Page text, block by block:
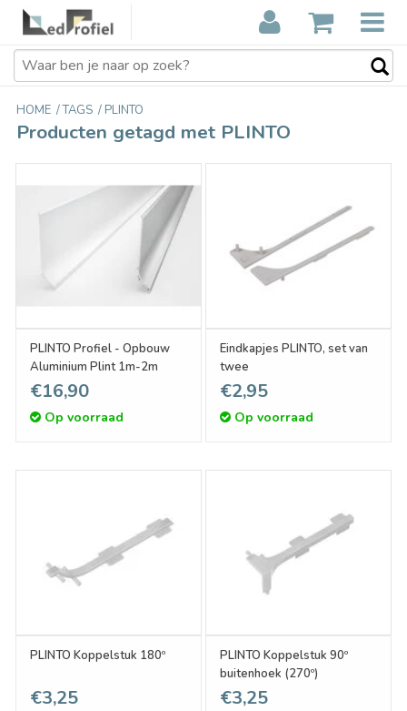
HOME /TAGS / PLINTO
Producten getagd met PLINTO
PLINTO Profiel - Opbouw
Aluminium Plint 1m-2m
€16,90
Op voorraad
Eindkapjes PLINTO, set van
twee
€2,95
Op voorraad
PLINTO Koppelstuk 180º
€3,25
PLINTO Koppelstuk 90º
buitenhoek (270º)
€3,25